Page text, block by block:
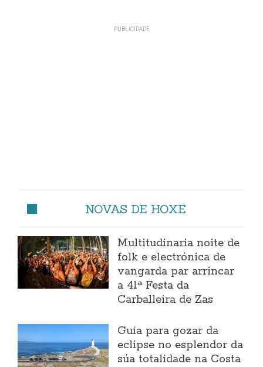
NOVAS DE HOXE
Multitudinaria noite de
folk e electrónica de
vangarda par arrincar
a 41ª Festa da
Carballeira de Zas
Guía para gozar da
eclipse no esplendor da
súa totalidade na Costa